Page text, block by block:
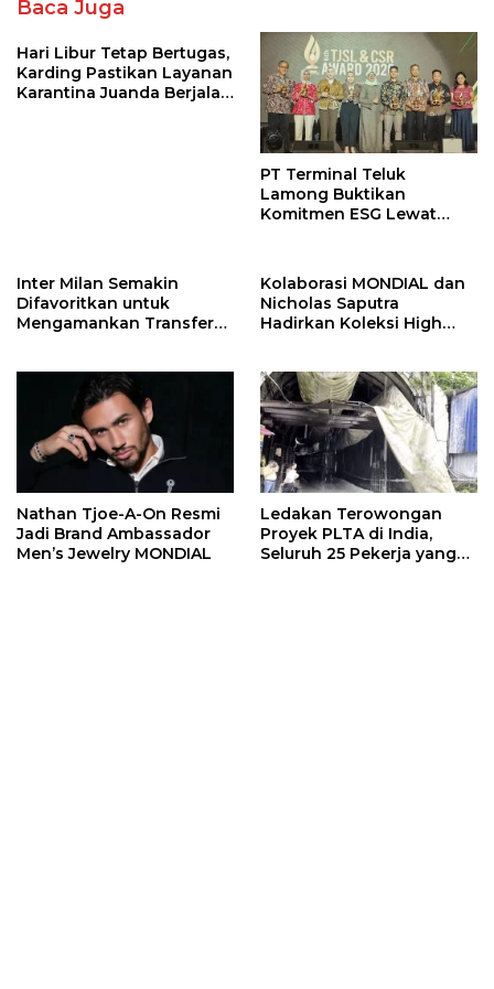
Baca Juga
Hari Libur Tetap Bertugas,
Karding Pastikan Layanan
Karantina Juanda Berjalan
PT Terminal Teluk
Lamong Buktikan
Komitmen ESG Lewat
Inter Milan Semakin
Difavoritkan untuk
Mengamankan Transfer
Kolaborasi MONDIAL dan
Nicholas Saputra
Hadirkan Koleksi High
Nathan Tjoe-A-On Resmi
Jadi Brand Ambassador
Men’s Jewelry MONDIAL
Ledakan Terowongan
Proyek PLTA di India,
Seluruh 25 Pekerja yang